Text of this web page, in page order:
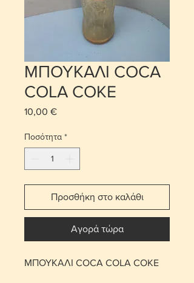
ΜΠΟΥΚΑΛΙ COCA
COLA COKE
10,00 €Τιμή
Ποσότητα *
Προσθήκη στο καλάθι
Αγορά τώρα
ΜΠΟΥΚΑΛΙ COCA COLA COKE